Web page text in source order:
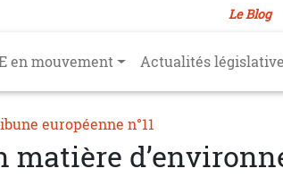
Le Blog
en mouvement Actualités
européenne n°11
matière